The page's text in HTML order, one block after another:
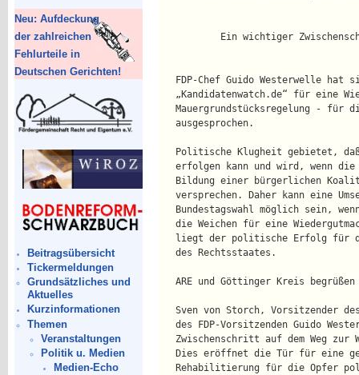
Neu: Aufdeckung
der zahlreichen
Fehlurteile in
Deutschen Gerichten!
Beitragsübersicht
Tickermeldungen
Grundsätzliches und
Aktuelles
Kurzinformationen
Themen
Veranstaltungen
Politik u. Medien
Medien-Echo
Ein wichtiger
FDP-Chef Guido
„Kandidatenwatch.de“ für
Mauergrundstücksregelung
   ausgesprochen.
Politische Klugheit gebietet,
erfolgen kann und wird, wenn
Bildung einer bürgerlichen
versprechen. Daher kann
Bundestagswahl möglich sein,
die Weichen für eine
liegt der politische Erfolg
des
ARE und Göttinger
Sven von Storch, Vorsitzender
des FDP-Vorsitzenden
Zwischenschritt auf dem Weg
Dies eröffnet die Tür für
Rehabilitierung für die Opfer